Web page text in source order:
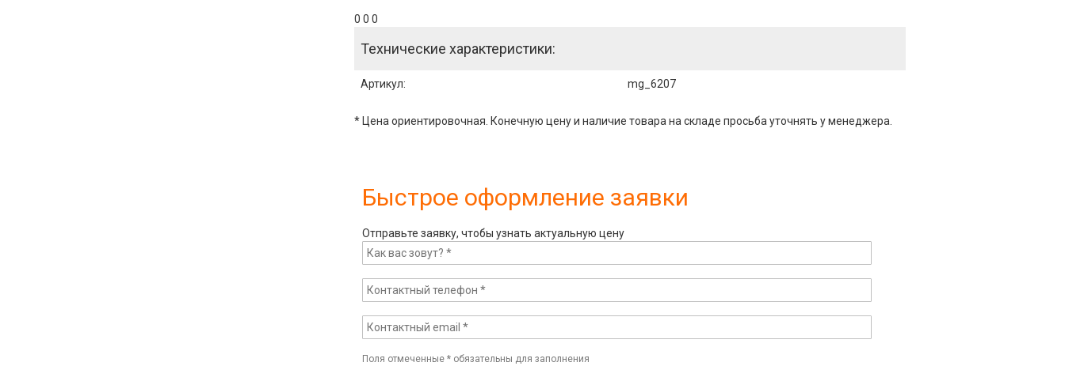
0 0 0
Технические характеристики:
Артикул: mg_6207
* Цена ориентировочная. Конечную цену и наличие товара на складе просьба уточнять у менеджера.
Быстрое оформление заявки
Отправьте заявку, чтобы узнать актуальную цену
Поля отмеченные *обязательны для заполнения